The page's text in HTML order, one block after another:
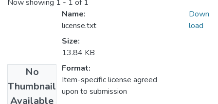
Now showing 1 - 1 of 1
No
Thumbnail
Available
Name:
license.txt
Size:
13.84 KB
Format:
Item-specific license agreed
upon to submission
Down
load